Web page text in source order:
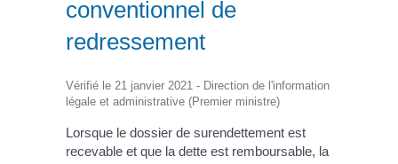
conventionnel de
redressement
Vérifié le 21 janvier 2021 - Direction de l'information
légale et administrative (Premier ministre)
Lorsque le dossier de surendettement est
recevable et que la dette est remboursable, la